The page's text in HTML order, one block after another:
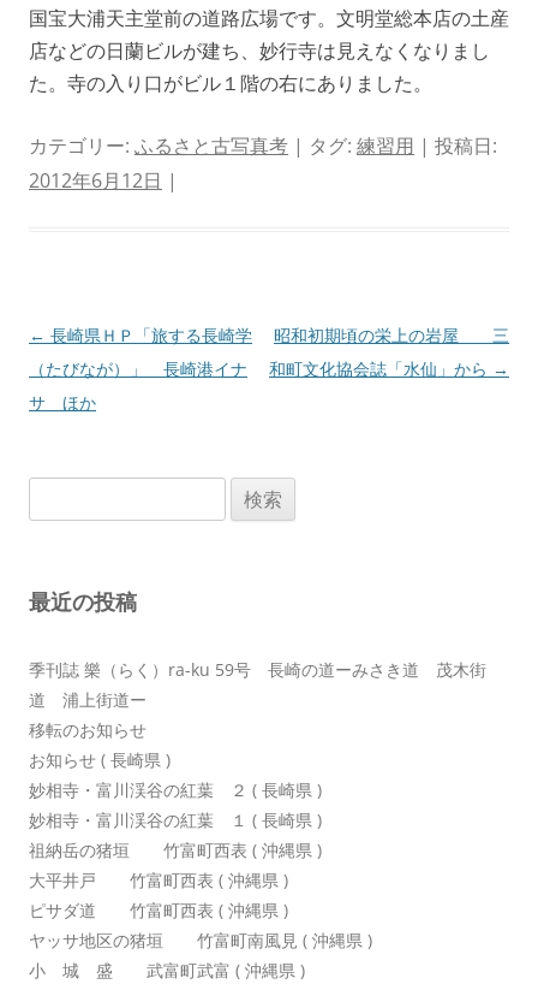
国宝大浦天主堂前の道路広場です。文明堂総本店の土産
店などの日蘭ビルが建ち、妙行寺は見えなくなりまし
た。寺の入り口がビル１階の右にありました。
カテゴリー: ふるさと古写真考 | タグ: 練習用 | 投稿日:
2012年6月12日 |
投
稿
ナ
ン
← 長崎県ＨＰ「旅する長崎学
（たびなが）」 長崎港イナ
サ ほか
昭和初期頃の栄上の岩屋 三
和町文化協会誌「水仙」から →
索:
最近の投稿
季刊誌 樂（らく）ra-ku 59号 長崎の道ーみさき道 茂木街
道 浦上街道ー
移転のお知らせ
お知らせ ( 長崎県 )
妙相寺・富川渓谷の紅葉 ２ ( 長崎県 )
妙相寺・富川渓谷の紅葉 １ ( 長崎県 )
祖納岳の猪垣 竹富町西表 ( 沖縄県 )
大平井戸 竹富町西表 ( 沖縄県 )
ピサダ道 竹富町西表 ( 沖縄県 )
ヤッサ地区の猪垣 竹富町南風見 ( 沖縄県 )
小 城 盛 武富町武富 ( 沖縄県 )